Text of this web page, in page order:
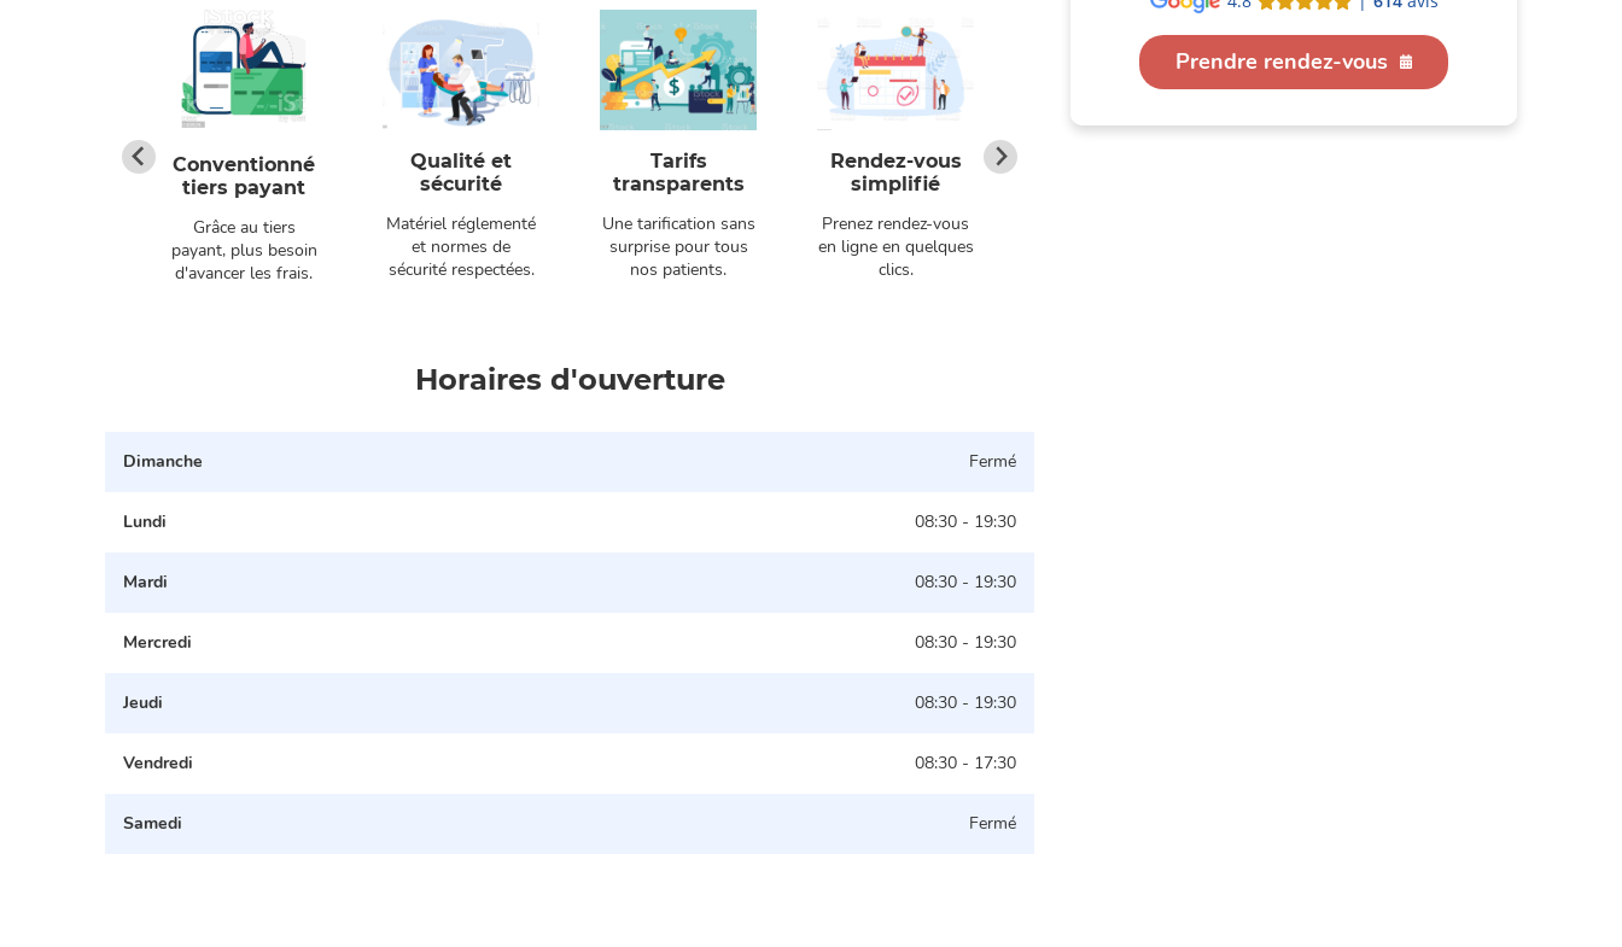
Conventionné
tiers payant
Grâce au tiers
payant, plus besoin
d'avancer les frais.
Qualité et
sécurité
Matériel réglementé
et normes de
sécurité respectées.
Tarifs
transparents
Une tarification sans
surprise pour tous
nos patients.
Rendez-vous
simplifié
Prenez rendez-vous
en ligne en quelques
clics.
Horaires d'ouverture
Dimanche Fermé
Lundi 08:30 - 19:30
Mardi 08:30 - 19:30
Mercredi 08:30 - 19:30
Jeudi 08:30 - 19:30
Vendredi 08:30 - 17:30
Samedi Fermé
Prendre rendez-vous